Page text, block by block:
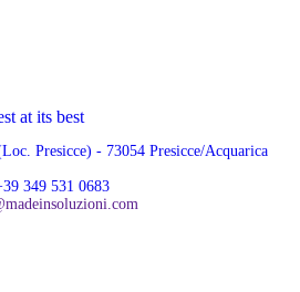
Presicce) - 73054 Presicce/Acquarica
349 531 0683